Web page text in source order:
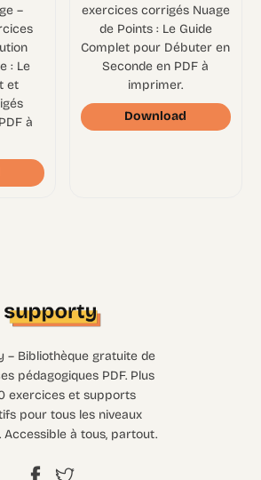
–
: Le
et
à
exercices corrigés Nuage
de Points : Le Guide
Complet pour Débuter en
Seconde en PDF à
imprimer.
Download
– Bibliothèque gratuite de
pédagogiques PDF. Plus
exercices et supports
pour tous les niveaux
Accessible à tous, partout.